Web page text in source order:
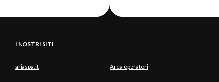
I NOSTRI SITI
ariaspa.it Area operatori